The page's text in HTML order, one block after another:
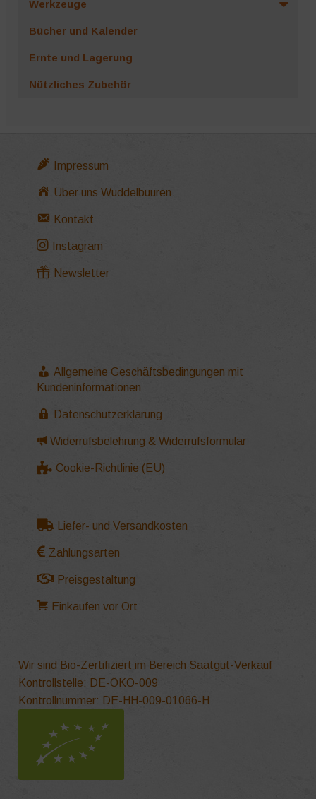
Werkzeuge
Bücher und Kalender
Ernte und Lagerung
Nützliches Zubehör
Impressum
Über uns Wuddelbuuren
Kontakt
Instagram
Newsletter
Allgemeine Geschäftsbedingungen mit
Kundeninformationen
Datenschutzerklärung
Widerrufsbelehrung & Widerrufsformular
Cookie-Richtlinie (EU)
Liefer- und Versandkosten
Zahlungsarten
Preisgestaltung
Einkaufen vor Ort
Wir sind Bio-Zertifiziert im Bereich Saatgut-Verkauf
Kontrollstelle: DE-ÖKO-009
Kontrollnummer: DE-HH-009-01066-H